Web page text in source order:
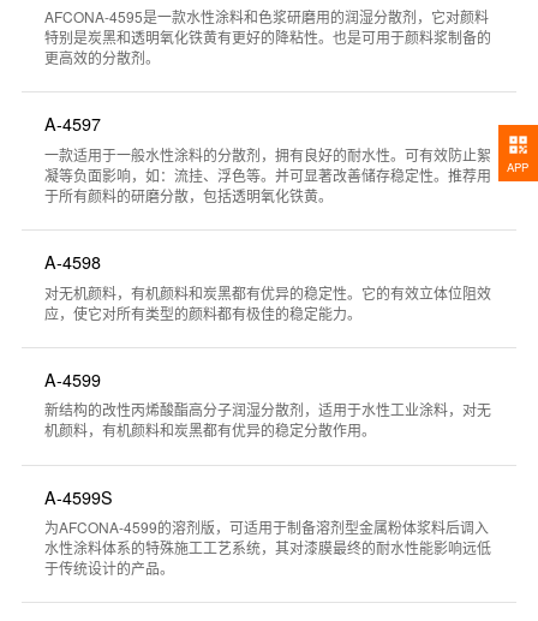
AFCONA-4595是一款水性涂料和色浆研磨用的润湿分散剂，它对颜料
特别是炭黑和透明氧化铁黄有更好的降粘性。也是可用于颜料浆制备的
更高效的分散剂。
A-4597
一款适用于一般水性涂料的分散剂，拥有良好的耐水性。可有效防止絮
凝等负面影响，如：流挂、浮色等。并可显著改善储存稳定性。推荐用
于所有颜料的研磨分散，包括透明氧化铁黄。
A-4598
对无机颜料，有机颜料和炭黑都有优异的稳定性。它的有效立体位阻效
应，使它对所有类型的颜料都有极佳的稳定能力。
A-4599
新结构的改性丙烯酸酯高分子润湿分散剂，适用于水性工业涂料，对无
机颜料，有机颜料和炭黑都有优异的稳定分散作用。
A-4599S
为AFCONA-4599的溶剂版，可适用于制备溶剂型金属粉体浆料后调入
水性涂料体系的特殊施工工艺系统，其对漆膜最终的耐水性能影响远低
于传统设计的产品。
APP